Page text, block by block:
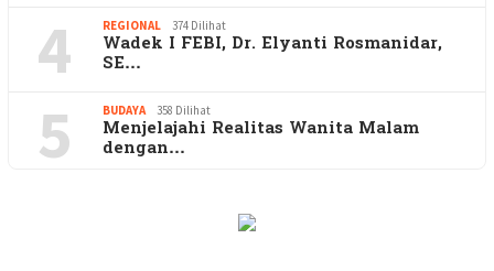
4 REGIONAL 374 Dilihat
Wadek I FEBI, Dr. Elyanti Rosmanidar,
SE…
5 BUDAYA 358 Dilihat
Menjelajahi Realitas Wanita Malam
dengan…